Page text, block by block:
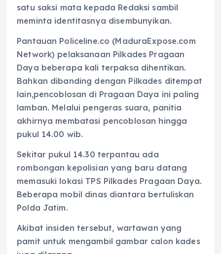
satu saksi mata kepada Redaksi sambil
meminta identitasnya disembunyikan.
Pantauan Policeline.co (MaduraExpose.com
Network) pelaksanaan Pilkades Pragaan
Daya beberapa kali terpaksa dihentikan.
Bahkan dibanding dengan Pilkades ditempat
lain,pencoblosan di Pragaan Daya ini paling
lamban. Melalui pengeras suara, panitia
akhirnya membatasi pencoblosan hingga
pukul 14.00 wib.
Sekitar pukul 14.30 terpantau ada
rombongan kepolisian yang baru datang
memasuki lokasi TPS Pilkades Pragaan Daya.
Beberapa mobil dinas diantara bertuliskan
Polda Jatim.
Akibat insiden tersebut, wartawan yang
pamit untuk mengambil gambar calon kades